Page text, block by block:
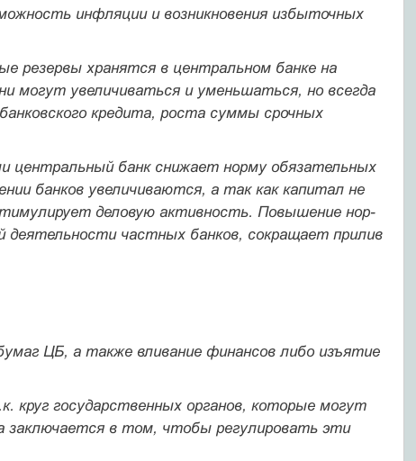
инфляции и возникновения избыточных
резервы хранятся в центральном банке на
могут увеличиваться и уменьшаться, но всегда
кредита, роста суммы срочных
центральный банк снижает норму обязательных
банков увеличиваются, а так как капитал не
деловую активность. Повышение нор­
частных банков, сокращает прилив
ЦБ, а также вливание финансов либо изъятие
государственных органов, которые могут
заключается в том, чтобы регулировать эти